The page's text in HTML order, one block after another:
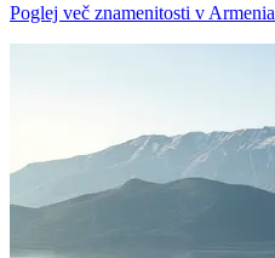
Poglej več znamenitosti v Armenia